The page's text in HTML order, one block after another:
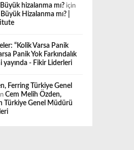
hizalanma mı?için
Hizalanma mı? |
“Kolik Varsa Panik
Panik Yok Farkındalık
yayında - Fikir Liderleri
Ferring Türkiye Genel
Cem Melih Özden,
Genel Müdürü